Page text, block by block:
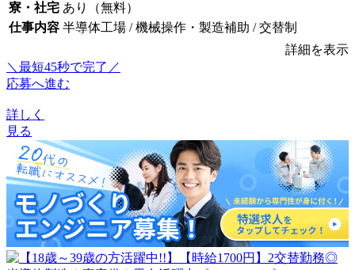
寮・社宅 あり（無料）
仕事内容 半導体工場 / 機械操作・製造補助 / 交替制
詳細を表示
＼最短45秒で完了／
応募へ進む
詳しく
見る